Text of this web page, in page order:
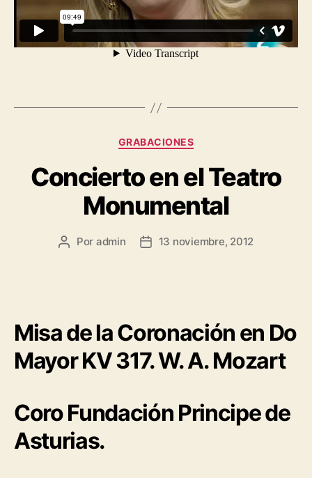
GRABACIONES
Concierto en el Teatro
Monumental
Por admin 13 noviembre, 2012
Misa de la Coronación en Do
Mayor KV 317. W. A. Mozart
Coro Fundación Principe de
Asturias.